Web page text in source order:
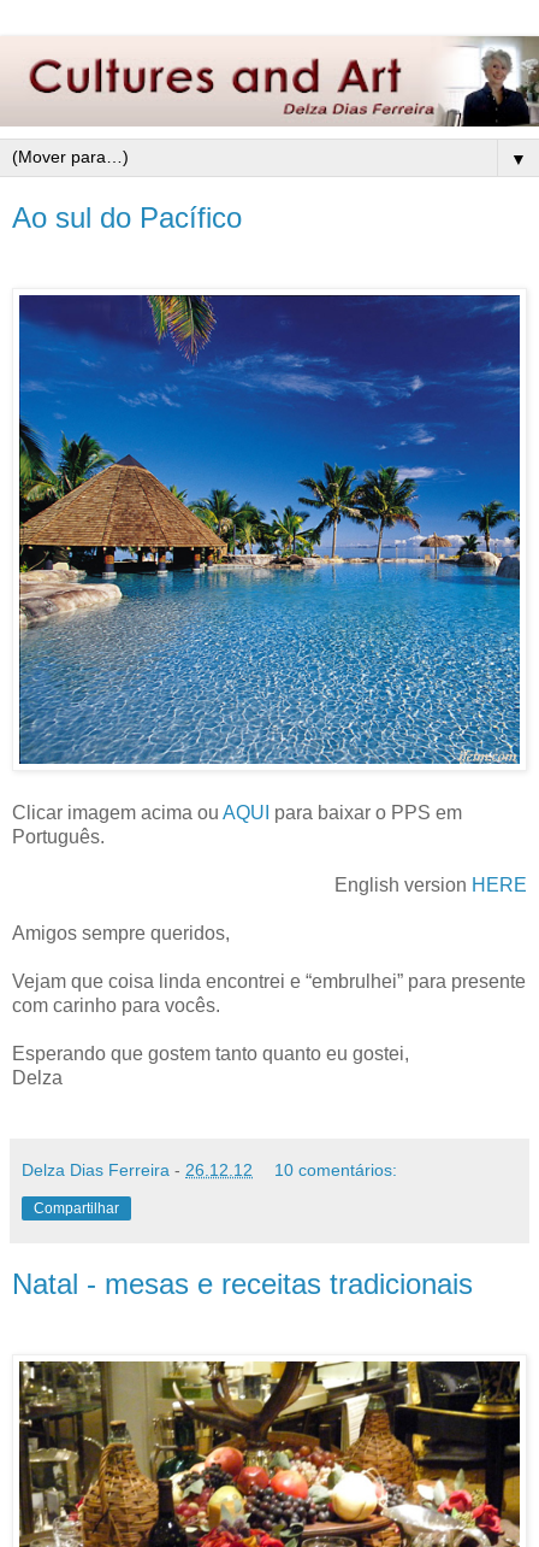
▼
Ao sul do Pacífico
Clicar imagem acima ou AQUI para baixar o PPS em
Português.
English version HERE
Amigos sempre queridos,
Vejam que coisa linda encontrei e “embrulhei” para presente
com carinho para vocês.
Esperando que gostem tanto quanto eu gostei,
Delza
Delza Dias Ferreira - 26.12.12 10 comentários:
Compartilhar
Natal - mesas e receitas tradicionais